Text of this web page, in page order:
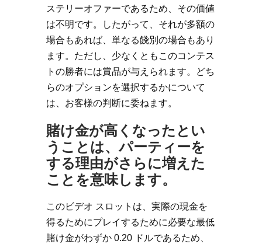
ステリーオファーであるため、その価値
は不明です。したがって、それが多額の
場合もあれば、単なる餞別の場合もあり
ます。ただし、少なくともこのコンテス
トの勝者には賞品が与えられます。どち
らのオプションを選択するかについて
は、お客様の判断に委ねます。
賭け金が高くなったとい
うことは、パーティーを
する理由がさらに増えた
ことを意味します。
このビデオ スロットは、実際の現金を
得るためにプレイするために必要な最低
賭け金がわずか 0.20 ドルであるため、